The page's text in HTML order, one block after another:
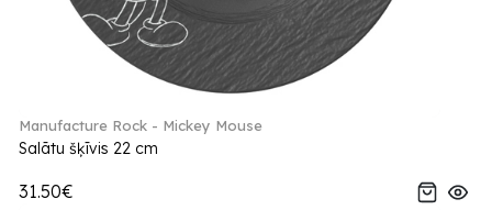
Manufacture Rock - Mickey Mouse
Salātu šķīvis 22 cm
31.50€